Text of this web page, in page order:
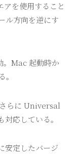
アを使用すること
ル方向を逆にす
。Mac 起動時か
らに Universal
応している。
安定したバージ